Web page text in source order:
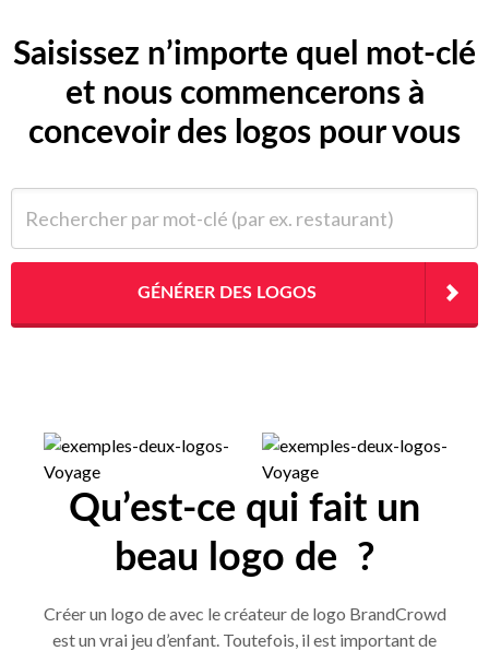
Saisissez n’importe quel mot-clé
et nous commencerons à
concevoir des logos pour vous
GÉNÉRER DES LOGOS
Qu’est-ce qui fait un
beau logo de ?
Créer un logo de avec le créateur de logo BrandCrowd
est un vrai jeu d’enfant. Toutefois, il est important de